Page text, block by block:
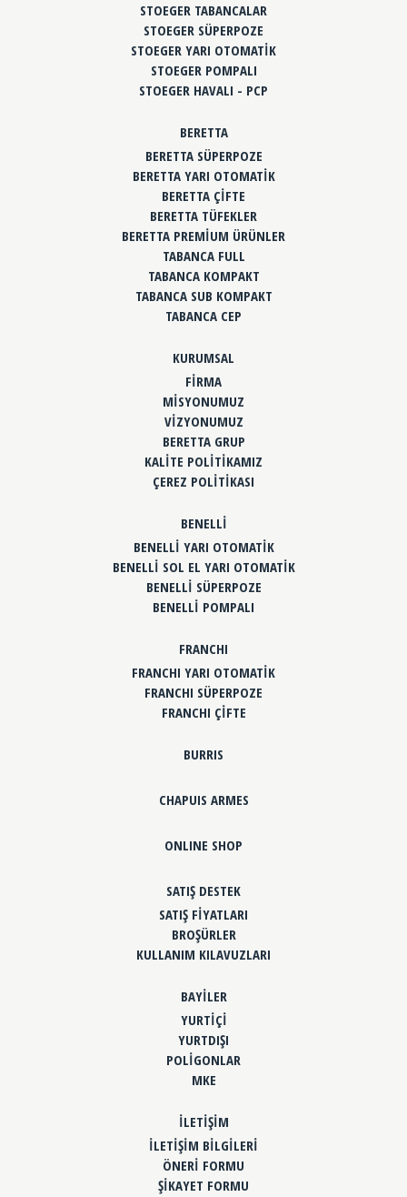
STOEGER TABANCALAR
STOEGER SÜPERPOZE
STOEGER YARI OTOMATİK
STOEGER POMPALI
STOEGER HAVALI - PCP
BERETTA
BERETTA SÜPERPOZE
BERETTA YARI OTOMATİK
BERETTA ÇİFTE
BERETTA TÜFEKLER
BERETTA PREMİUM ÜRÜNLER
TABANCA FULL
TABANCA KOMPAKT
TABANCA SUB KOMPAKT
TABANCA CEP
KURUMSAL
FİRMA
MİSYONUMUZ
VİZYONUMUZ
BERETTA GRUP
KALİTE POLİTİKAMIZ
ÇEREZ POLİTİKASI
BENELLİ
BENELLİ YARI OTOMATİK
BENELLİ SOL EL YARI OTOMATİK
BENELLİ SÜPERPOZE
BENELLİ POMPALI
FRANCHI
FRANCHI YARI OTOMATİK
FRANCHI SÜPERPOZE
FRANCHI ÇİFTE
BURRIS
CHAPUIS ARMES
ONLINE SHOP
SATIŞ DESTEK
SATIŞ FİYATLARI
BROŞÜRLER
KULLANIM KILAVUZLARI
BAYİLER
YURTİÇİ
YURTDIŞI
POLİGONLAR
MKE
İLETİŞİM
İLETİŞİM BİLGİLERİ
ÖNERİ FORMU
ŞİKAYET FORMU